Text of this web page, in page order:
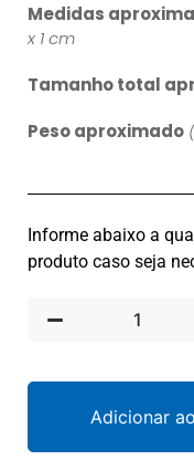
Medidas
x 1 cm
Tamanho total
Peso aproximado
Informe abaixo a
produto caso seja
Adicionar